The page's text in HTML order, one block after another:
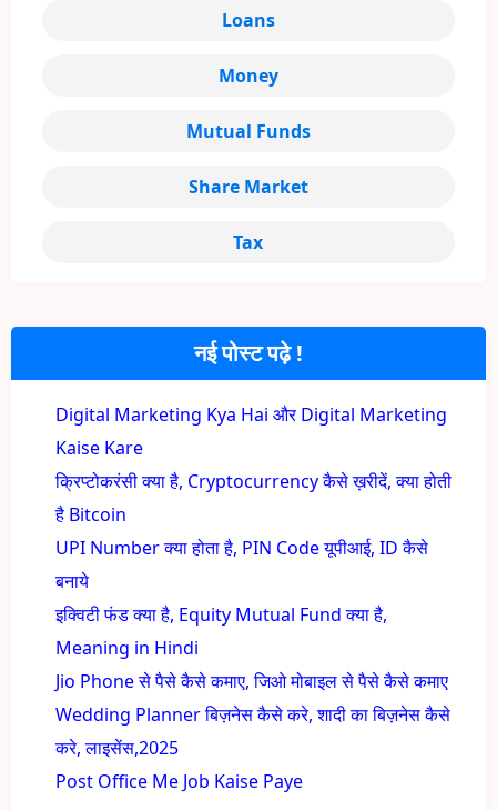
नई पोस्ट पढ़े !
Digital Marketing Kya Hai और Digital Marketing
Kaise Kare
क्रिप्टोकरंसी क्या है, Cryptocurrency कैसे ख़रीदें, क्या होती
है Bitcoin
UPI Number क्या होता है, PIN Code यूपीआई, ID कैसे
बनाये
इक्विटी फंड क्या है, Equity Mutual Fund क्या है,
Meaning in Hindi
Jio Phone से पैसे कैसे कमाए, जिओ मोबाइल से पैसे कैसे कमाए
Wedding Planner बिज़नेस कैसे करे, शादी का बिज़नेस कैसे
करे, लाइसेंस,2025
Post Office Me Job Kaise Paye
Loans
Money
Mutual Funds
Share Market
Tax